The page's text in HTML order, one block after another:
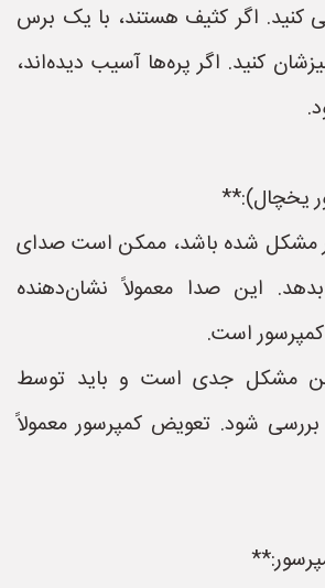
کنید. اگر کثیف هستند، با یک برس
کنید. اگر پره‌ها آسیب دیده‌اند،
مشکل شده باشد، ممکن است صدای
این صدا معمولاً نشان‌دهنده
است.
مشکل جدی است و باید توسط
شود. تعویض کمپرسور معمولاً